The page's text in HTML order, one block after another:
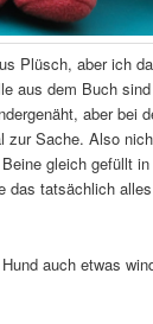
Plüsch, aber ich
aus dem Buch
aber bei
zur Sache. Also
gleich gefüllt
tatsächlich
Hund auch etwas